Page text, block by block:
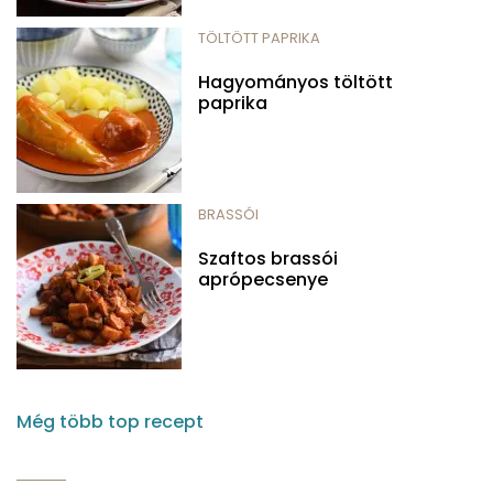
TÖLTÖTT PAPRIKA
Hagyományos töltött
paprika
BRASSÓI
Szaftos brassói
aprópecsenye
Még több top recept